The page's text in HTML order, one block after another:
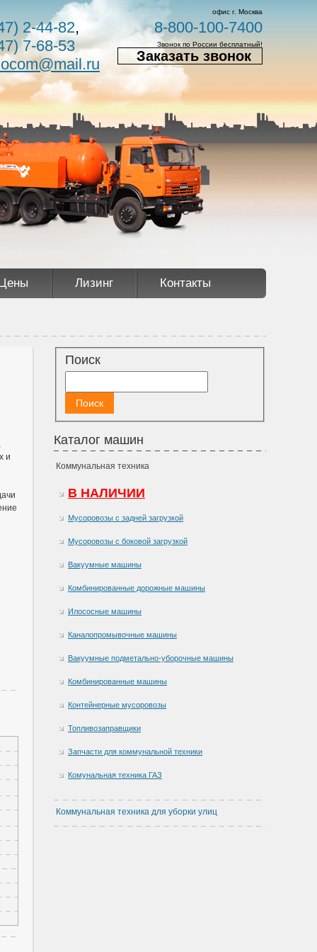
2-44-82,
7-68-53
офис г. Москва
8-800-100-7400
Звонок по России бесплатный!
Заказать звонок
Лизинг Контакты
и
Поиск
Каталог машин
Коммунальная техника
В НАЛИЧИИ
Мусоровозы с задней загрузкой
Мусоровозы с боковой загрузкой
Вакуумные машины
Комбинированные дорожные машины
Илососные машины
Каналопромывочные машины
Вакуумные подметально-уборочные машины
Комбинированные машины
Контейнерные мусоровозы
Топливозаправщики
Запчасти для коммунальной техники
Комунальная техника ГАЗ
Коммунальная техника для уборки улиц